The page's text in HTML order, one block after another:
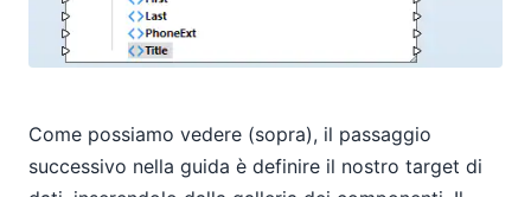
Come possiamo vedere (sopra), il passaggio
successivo nella guida è definire il nostro target di